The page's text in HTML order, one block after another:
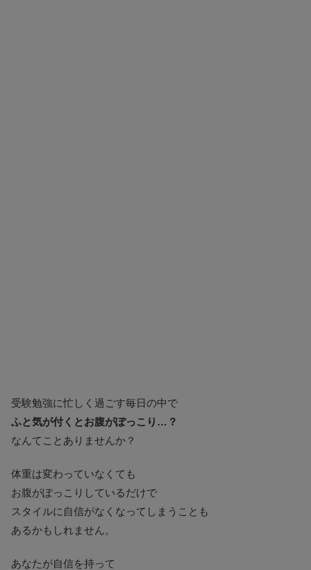
受験勉強に忙しく過ごす毎日の中で
ふと気が付くとお腹がぽっこり…？
なんてことありませんか？
体重は変わっていなくても
お腹がぽっこりしているだけで
スタイルに自信がなくなってしまうことも
あるかもしれません。
あなたが自信を持って